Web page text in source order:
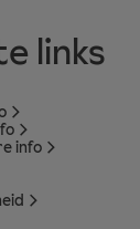
links
info